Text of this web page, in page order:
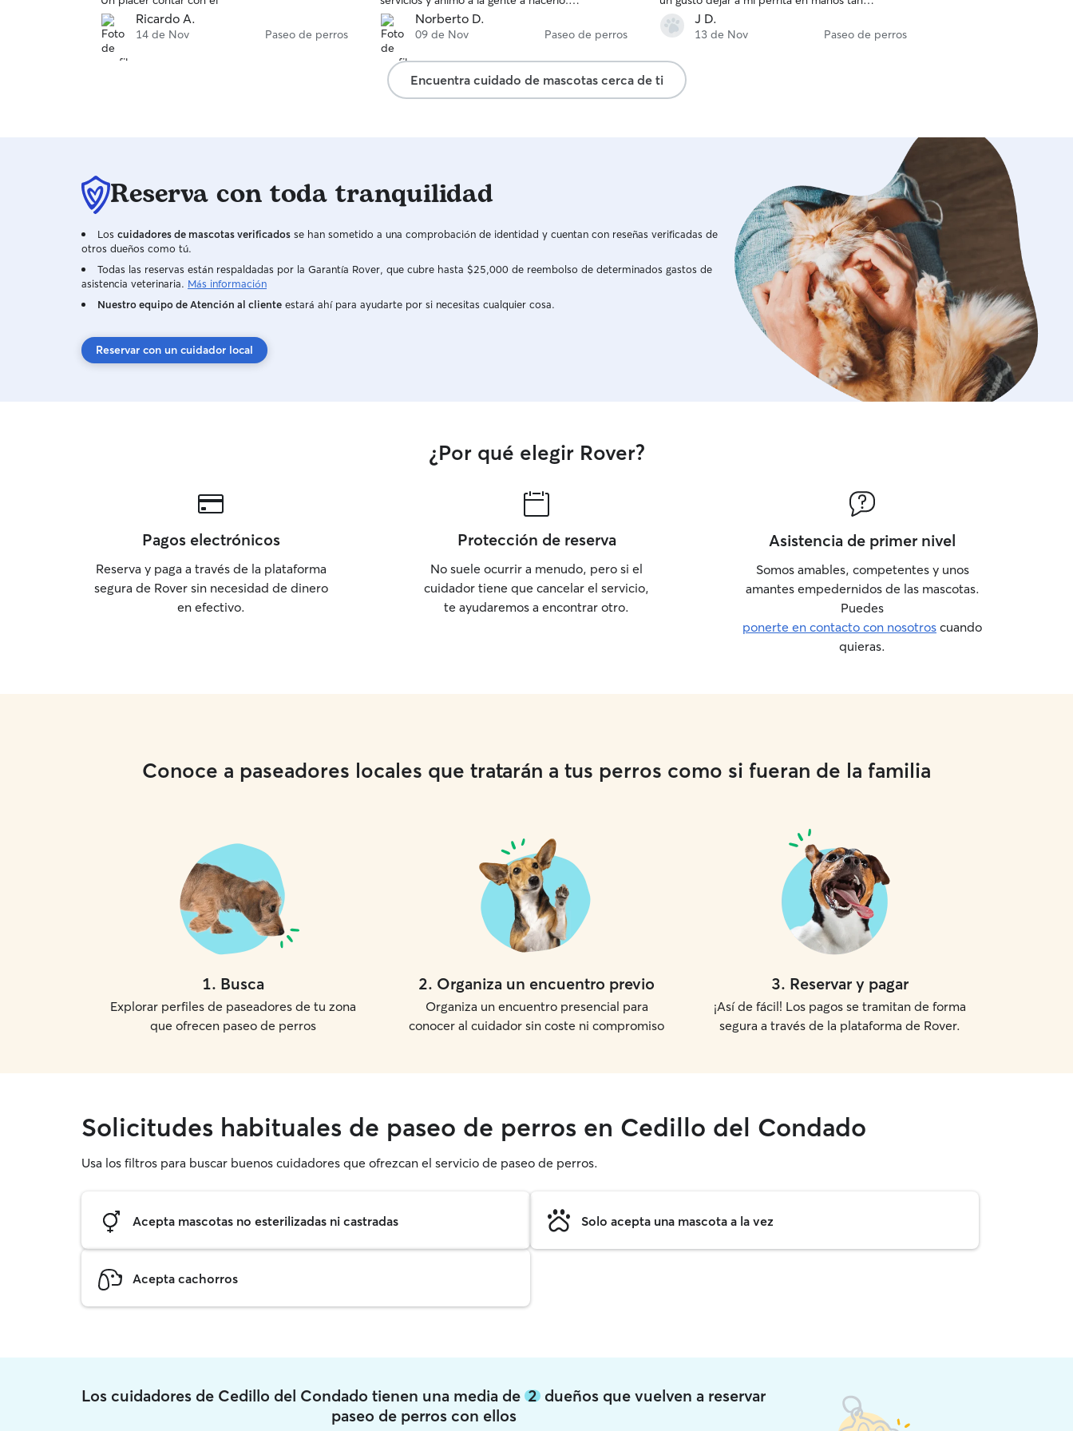
Ricardo A.
14 de Nov Paseo de perros
Profesionales así y con ese cariño hacia los
animales y con tanto respeto no se encuentran
tan fácilmente…
Norberto D.
09 de Nov Paseo de perros
responsables. ¡Repetiremos sin duda!
J D.
13 de Nov Paseo de perros
Encuentra cuidado de mascotas cerca de ti
Reserva con toda tranquilidad
Los cuidadores de mascotas verificados se han sometido a una comprobación de identidad y cuentan con reseñas verificadas de
otros dueños como tú.
Todas las reservas están respaldadas por la Garantía Rover, que cubre hasta $25,000 de reembolso de determinados gastos de
asistencia veterinaria. Más información
Nuestro equipo de Atención al cliente estará ahí para ayudarte por si necesitas cualquier cosa.
Reservar con un cuidador local
¿Por qué elegir Rover?
Pagos electrónicos
Reserva y paga a través de la plataforma
segura de Rover sin necesidad de dinero
en efectivo.
Protección de reserva
No suele ocurrir a menudo, pero si el
cuidador tiene que cancelar el servicio,
te ayudaremos a encontrar otro.
Asistencia de primer nivel
Somos amables, competentes y unos
amantes empedernidos de las mascotas.
Puedes
ponerte en contacto con nosotros cuando
quieras.
Conoce a paseadores locales que tratarán a tus perros como si fueran de la familia
1. Busca
Explorar perfiles de paseadores de tu zona
que ofrecen paseo de perros
2. Organiza un encuentro previo
Organiza un encuentro presencial para
conocer al cuidador sin coste ni compromiso
3. Reservar y pagar
¡Así de fácil! Los pagos se tramitan de forma
segura a través de la plataforma de Rover.
Solicitudes habituales de paseo de perros en Cedillo del Condado
Usa los filtros para buscar buenos cuidadores que ofrezcan el servicio de paseo de perros.
Acepta mascotas no esterilizadas ni castradas Solo acepta una mascota a la vez
Acepta cachorros
Los cuidadores de Cedillo del Condado tienen una media de2 dueños que vuelven a reservar
paseo de perros con ellos